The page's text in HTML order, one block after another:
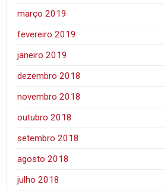
março 2019
fevereiro 2019
janeiro 2019
dezembro 2018
novembro 2018
outubro 2018
setembro 2018
agosto 2018
julho 2018